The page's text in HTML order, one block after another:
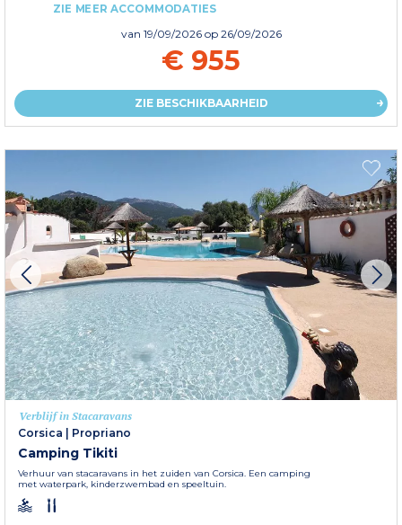
ZIE MEER ACCOMMODATIES
van 19/09/2026 op 26/09/2026
€ 955
ZIE BESCHIKBAARHEID
Verblijf in Stacaravans
Corsica
Propriano
Camping Tikiti
Verhuur van stacaravans in het zuiden van Corsica. Een camping
met waterpark, kinderzwembad en speeltuin.